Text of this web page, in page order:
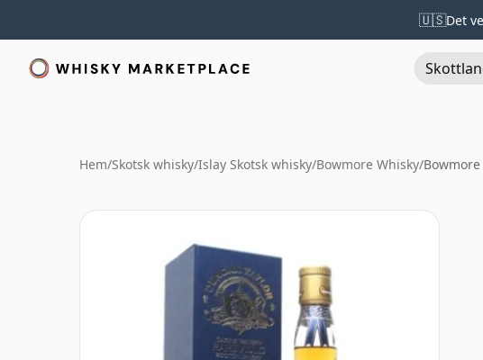
🇺🇸Det
Hem/Skotsk whisky/Islay Skotsk whisky/Bowmore Whisky/